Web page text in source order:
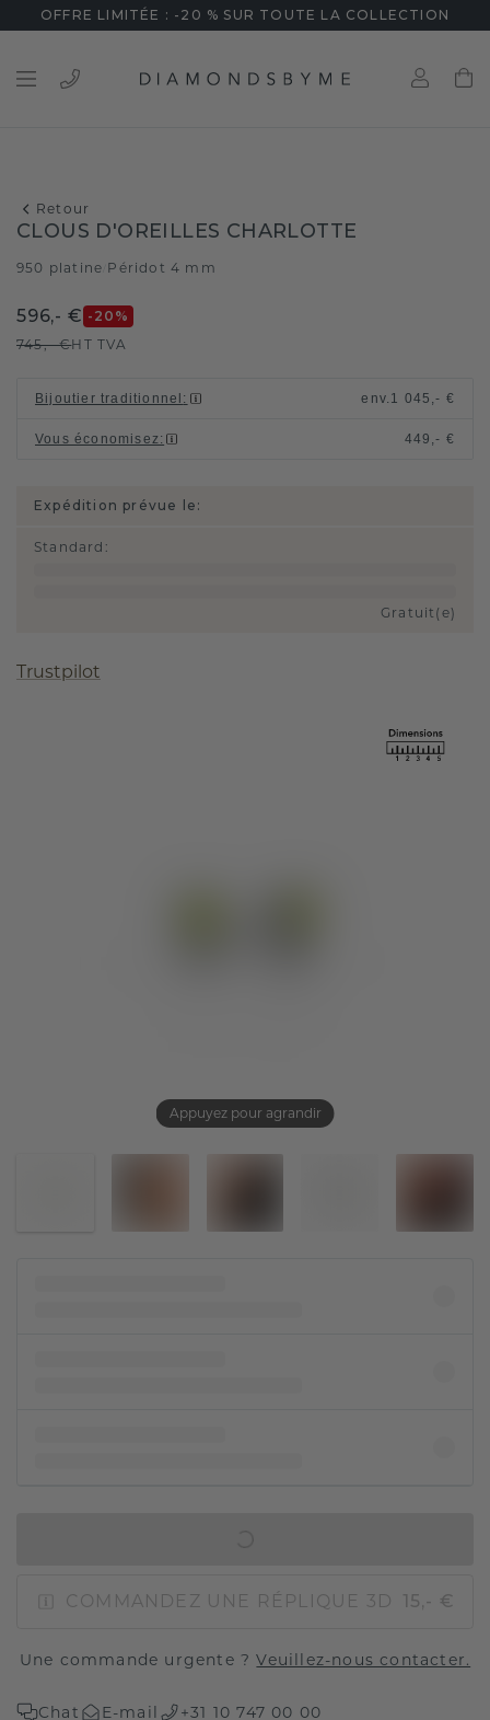
OFFRE LIMITÉE : -20 % SUR TOUTE LA COLLECTION
Retour
Appuyez pour agrandir
CLOUS D'OREILLES CHARLOTTE
950 platine Péridot 4 mm
596,- € -20 %
745,- €HT TVA
Bijoutier traditionnel : env. 1 045,- €
Vous économisez: 449,- €
Expédition prévue le:
Standard :
Gratuit(e)
Trustpilot
COMMANDEZ UNE RÉPLIQUE 3D 15,- €
Une commande urgente ?Veuillez-nous contacter.
Chat E-mail +31 10 747 00 00